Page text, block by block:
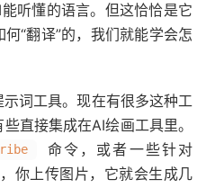
听懂的语言。但这恰恰是它
“翻译”的，我们就能学会怎
词工具。现在有很多这种工
直接集成在AI绘画工具里。
命令，或者一些针对
你上传图片，它就会生成几